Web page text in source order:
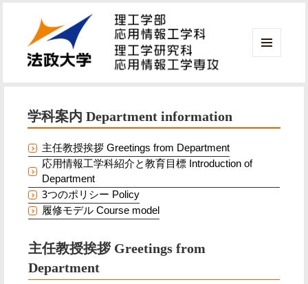
ェッ
学科案内 Department information
主任教授挨拶 Greetings from Department
応用情報工学科紹介と教育目標 Introduction of
Department
3つのポリシー Policy
履修モデル Course model
主任教授挨拶 Greetings from
Department